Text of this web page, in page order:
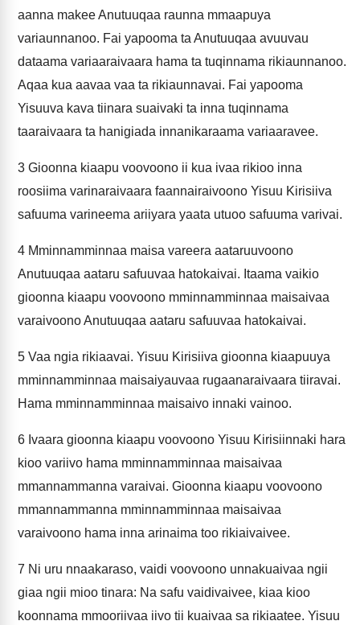
aanna makee Anutuuqaa raunna mmaapuya
variaunnanoo. Fai yapooma ta Anutuuqaa avuuvau
dataama variaaraivaara hama ta tuqinnama rikiaunnanoo.
Aqaa kua aavaa vaa ta rikiaunnavai. Fai yapooma
Yisuuva kava tiinara suaivaki ta inna tuqinnama
taaraivaara ta hanigiada innanikaraama variaaravee.
3 Gioonna kiaapu voovoono ii kua ivaa rikioo inna
roosiima varinaraivaara faannairaivoono Yisuu Kirisiiva
safuuma varineema ariiyara yaata utuoo safuuma varivai.
4 Mminnamminnaa maisa vareera aataruuvoono
Anutuuqaa aataru safuuvaa hatokaivai. Itaama vaikio
gioonna kiaapu voovoono mminnamminnaa maisaivaa
varaivoono Anutuuqaa aataru safuuvaa hatokaivai.
5 Vaa ngia rikiaavai. Yisuu Kirisiiva gioonna kiaapuuya
mminnamminnaa maisaiyauvaa rugaanaraivaara tiiravai.
Hama mminnamminnaa maisaivo innaki vainoo.
6 Ivaara gioonna kiaapu voovoono Yisuu Kirisiinnaki hara
kioo variivo hama mminnamminnaa maisaivaa
mmannammanna varaivai. Gioonna kiaapu voovoono
mmannammanna mminnamminnaa maisaivaa
varaivoono hama inna arinaima too rikiaivaivee.
7 Ni uru nnaakaraso, vaidi voovoono unnakuaivaa ngii
giaa ngii mioo tinara: Na safu vaidivaivee, kiaa kioo
koonnama mmooriivaa iivo tii kuaivaa sa rikiaatee. Yisuu